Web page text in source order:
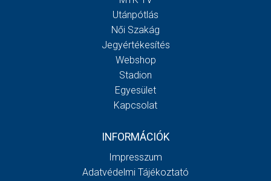
Utánpótlás
Női Szakág
Jegyértékesítés
Webshop
Stadion
Egyesület
Kapcsolat
INFORMÁCIÓK
Impresszum
Adatvédelmi Tájékoztató